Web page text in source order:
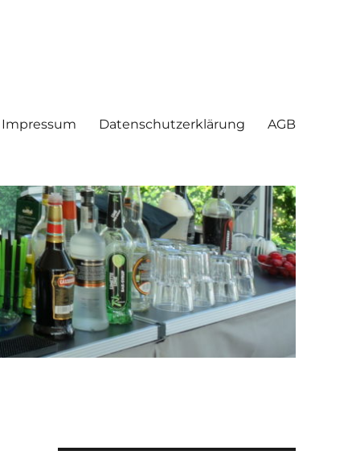
Impressum Datenschutzerklärung AGB